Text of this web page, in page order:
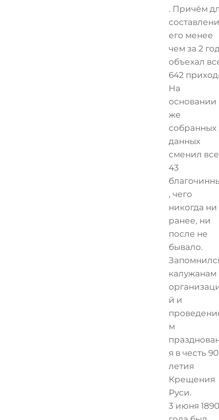
. Причём
его менее
чем за 2
объехал
642
На
основании
же
собранных
данных
сменил
43
, чего
никогда ни
ранее, ни
после не
бывало.
калужанам
й и
м
я в честь
летия
Крещения
Руси.
3 июня 1890